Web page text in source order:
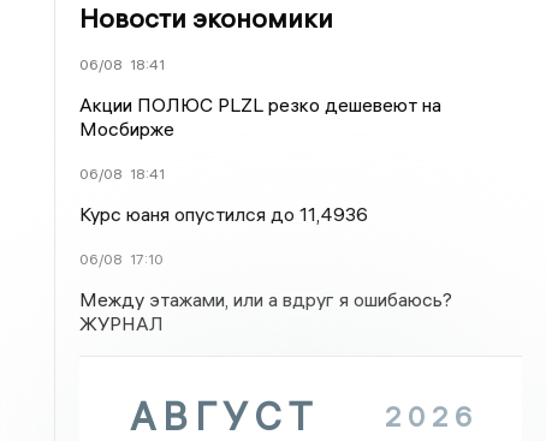
Новости экономики
06/08 18:41
Акции ПОЛЮС PLZL резко дешевеют на
Мосбирже
06/08 18:41
Курс юаня опустился до 11,4936
06/08 17:10
Между этажами, или а вдруг я ошибаюсь?
ЖУРНАЛ
АВГУСТ 2026